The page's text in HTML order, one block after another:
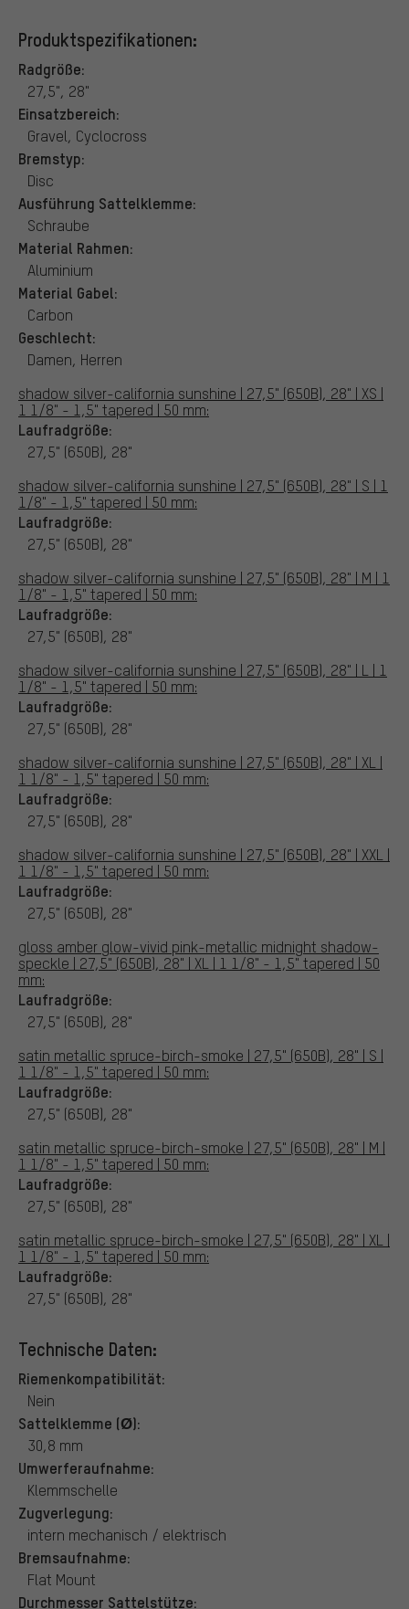
Produktspezifikationen:
Radgröße:
27,5", 28"
Einsatzbereich:
Gravel, Cyclocross
Bremstyp:
Disc
Ausführung Sattelklemme:
Schraube
Material Rahmen:
Aluminium
Material Gabel:
Carbon
Geschlecht:
Damen, Herren
shadow silver-california sunshine | 27,5" (650B), 28" | XS |
1 1/8" - 1,5" tapered | 50 mm:
Laufradgröße:
27,5" (650B), 28"
shadow silver-california sunshine | 27,5" (650B), 28" | S | 1
1/8" - 1,5" tapered | 50 mm:
Laufradgröße:
27,5" (650B), 28"
shadow silver-california sunshine | 27,5" (650B), 28" | M | 1
1/8" - 1,5" tapered | 50 mm:
Laufradgröße:
27,5" (650B), 28"
shadow silver-california sunshine | 27,5" (650B), 28" | L | 1
1/8" - 1,5" tapered | 50 mm:
Laufradgröße:
27,5" (650B), 28"
shadow silver-california sunshine | 27,5" (650B), 28" | XL |
1 1/8" - 1,5" tapered | 50 mm:
Laufradgröße:
27,5" (650B), 28"
shadow silver-california sunshine | 27,5" (650B), 28" | XXL |
1 1/8" - 1,5" tapered | 50 mm:
Laufradgröße:
27,5" (650B), 28"
gloss amber glow-vivid pink-metallic midnight shadow-
speckle | 27,5" (650B), 28" | XL | 1 1/8" - 1,5" tapered | 50
mm:
Laufradgröße:
27,5" (650B), 28"
satin metallic spruce-birch-smoke | 27,5" (650B), 28" | S |
1 1/8" - 1,5" tapered | 50 mm:
Laufradgröße:
27,5" (650B), 28"
satin metallic spruce-birch-smoke | 27,5" (650B), 28" | M |
1 1/8" - 1,5" tapered | 50 mm:
Laufradgröße:
27,5" (650B), 28"
satin metallic spruce-birch-smoke | 27,5" (650B), 28" | XL |
1 1/8" - 1,5" tapered | 50 mm:
Laufradgröße:
27,5" (650B), 28"
Technische Daten:
Riemenkompatibilität:
Nein
Sattelklemme (Ø):
30,8 mm
Umwerferaufnahme:
Klemmschelle
Zugverlegung:
intern mechanisch / elektrisch
Bremsaufnahme:
Flat Mount
Durchmesser Sattelstütze: